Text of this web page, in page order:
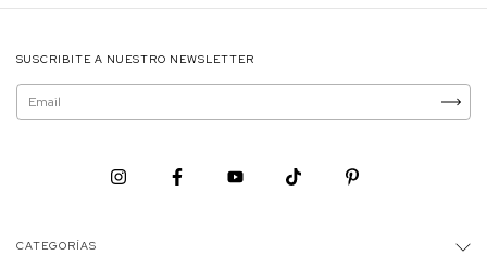
SUSCRIBITE A NUESTRO NEWSLETTER
CATEGORÍAS